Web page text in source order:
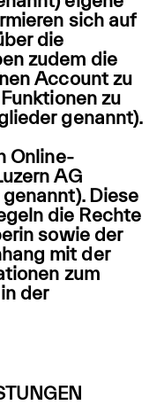
sich auf
die
zudem die
Account zu
zu
genannt).
Online-
AG
Diese
die Rechte
sowie der
mit der
zum
der